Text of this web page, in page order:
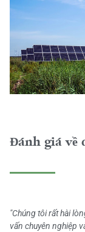
Đánh giá về
"Chúng tôi rất hài
vấn chuyên nghiệp